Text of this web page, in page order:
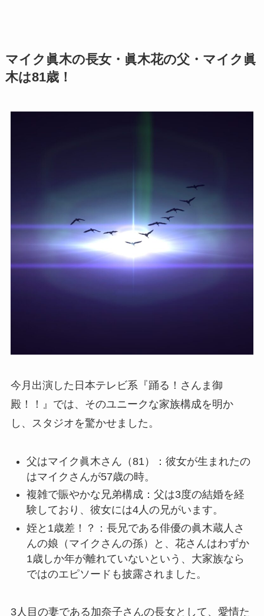
マイク眞木の長女・眞木花の父・マイク眞
木は81歳！
今月出演した日本テレビ系『踊る！さんま御
殿！！』では、そのユニークな家族構成を明か
し、スタジオを驚かせました。
父はマイク眞木さん（81）：彼女が生まれたの
はマイクさんが57歳の時。
複雑で賑やかな兄弟構成：父は3度の結婚を経
験しており、彼女には4人の兄がいます。
姪と1歳差！？：長兄である俳優の眞木蔵人さ
んの娘（マイクさんの孫）と、花さんはわずか
1歳しか年が離れていないという、大家族なら
ではのエピソードも披露されました。
3人目の妻である加奈子さんの長女として、愛情た